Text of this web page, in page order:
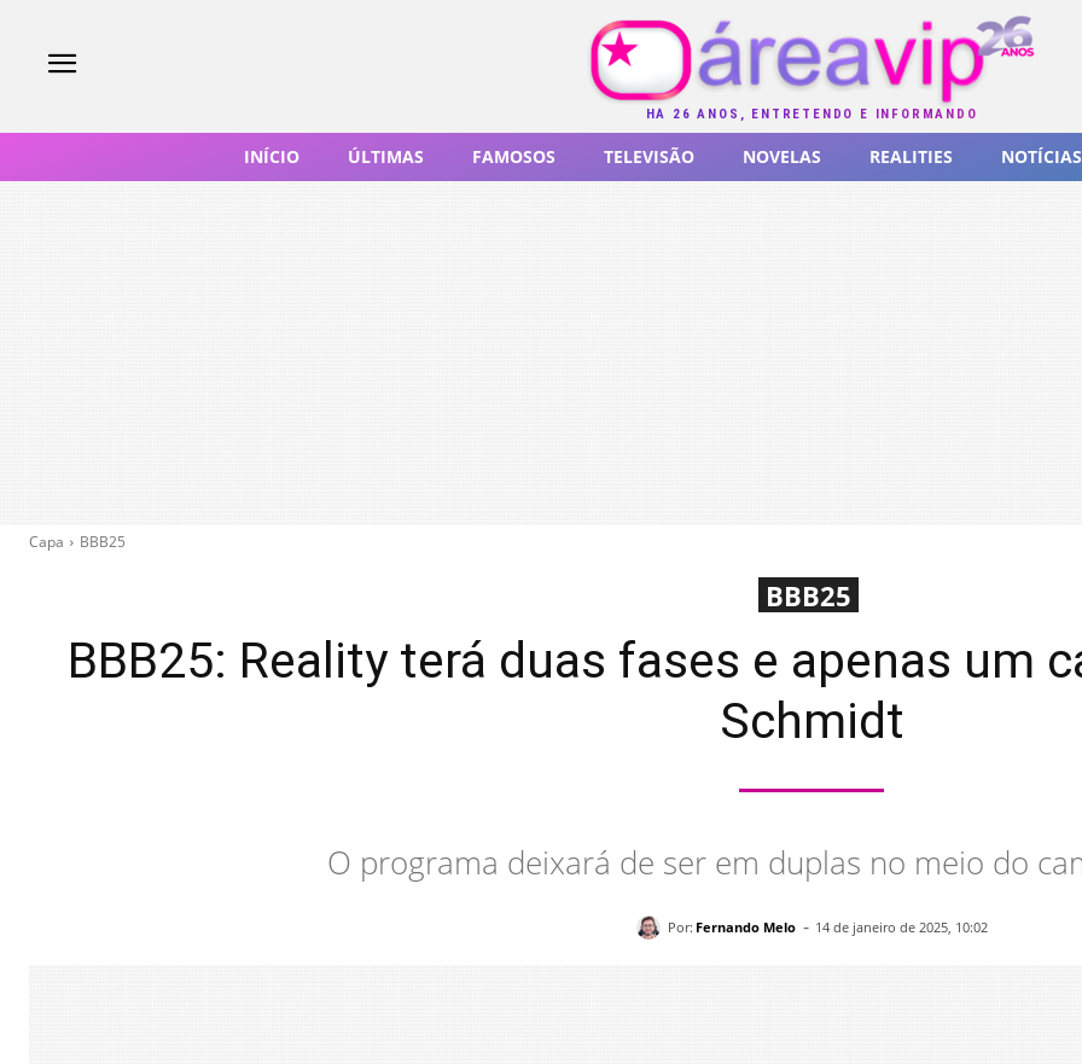
HÁ 26 ANOS, ENTRETENDO E INFORMANDO
INÍCIO ÚLTIMAS FAMOSOS TELEVISÃO NOVELAS REALITIES NOTÍCIAS
Capa BBB25
BBB25
BBB25: Reality terá duas fases e apenas um
Schmidt
O programa deixará de ser em duplas no meio do
Por: Fernando Melo - 14 de janeiro de 2025, 10:02